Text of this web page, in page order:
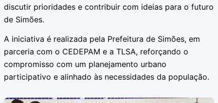
discutir prioridades e contribuir com ideias para o futuro
de Simões.
A iniciativa é realizada pela Prefeitura de Simões, em
parceria com o CEDEPAM e a TLSA, reforçando o
compromisso com um planejamento urbano
participativo e alinhado às necessidades da população.